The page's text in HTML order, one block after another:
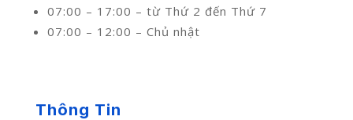
07:00 – 17:00 – từ Thứ 2 đến Thứ 7
07:00 – 12:00 – Chủ nhật
Thông Tin